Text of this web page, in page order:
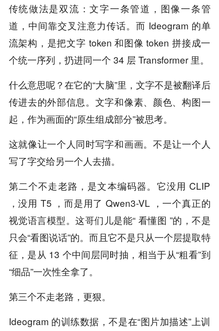
传统做法是双流：文字一条管道，图像一条管
道，中间靠交叉注意力传话。而 Ideogram 的单
流架构，是把文字 token 和图像 token 拼接成一
个统一序列，扔进同一个 34 层 Transformer 里。
什么意思呢？在它的“大脑”里，文字不是被翻译后
传进去的外部信息。文字和像素、颜色、构图一
起，作为画面的“原生组成部分”被思考。
这就像让一个人同时写字和画画。不是让一个人
写了字交给另一个人去描。
第二个不走老路，是文本编码器。它没用 CLIP
，没用 T5 ，而是用了 Qwen3-VL ，一个真正的
视觉语言模型。这哥们儿是能“ 看懂图 ”的，不是
只会“看图说话”的。而且它不是只从一个层提取特
征，是从 13 个中间层同时抽，相当于从“粗看”到
“细品”一次性全拿了。
第三个不走老路，更狠。
Ideogram 的训练数据，不是在“图片加描述”上训